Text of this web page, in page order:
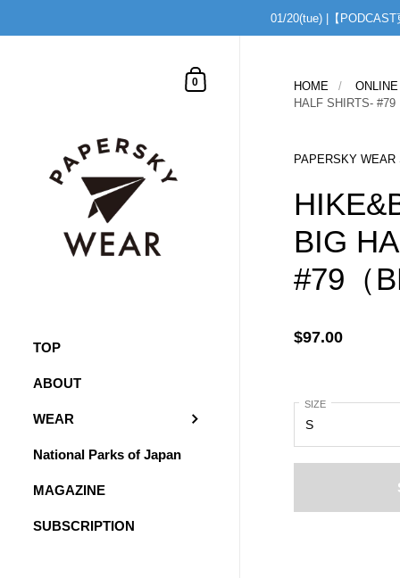
01/20(tue) |【
shopping cart
0
TOP
ABOUT
WEAR
National Parks of Japan
MAGAZINE
SUBSCRIPTION
HOME /
ONLINE
HALF SHIRTS- #79
PAPERSKY WEAR
BIG
#79（
$97.00
SIZE